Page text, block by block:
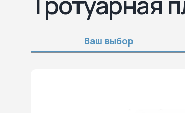
Ваш выбор